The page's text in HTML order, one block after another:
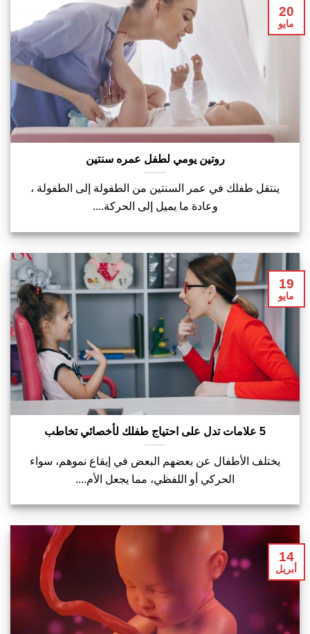
روتين يومي لطفل عمره سنتين
ينتقل طفلك في عمر السنتين من الطفولة إلى الطفولة ،
وعادة ما يميل إلى الحركة....
20
مايو
5 علامات تدل على احتياج طفلك لأخصائي تخاطب
يختلف الأطفال عن بعضهم البعض في إيقاع نموهم، سواء
الحركي أو اللفظي، مما يجعل الأم....
19
مايو
14
أبريل